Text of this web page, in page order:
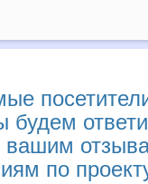
вашим
по